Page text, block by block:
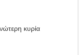
κυρία